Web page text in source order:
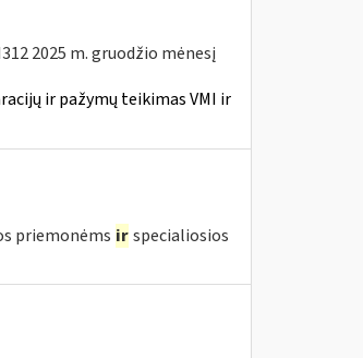
2025 m. gruodžio mėnesį
ir pažymų teikimas VMI ir
priemonėms ir specialiosios